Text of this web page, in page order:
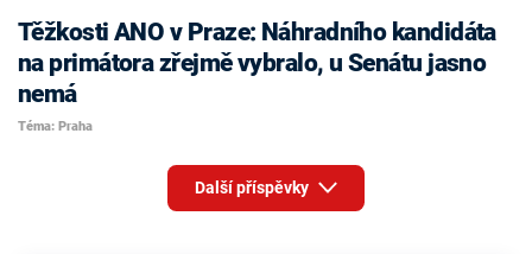
Těžkosti ANO v Praze: Náhradního kandidáta
na primátora zřejmě vybralo, u Senátu jasno
nemá
Téma: Praha
Další příspěvky